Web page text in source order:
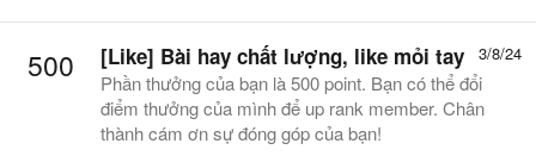
500 3/8/24
[Like] Bài hay chất lượng, like mỏi tay
Phần thưởng của bạn là 500 point. Bạn có thể đổi
điểm thưởng của mình để up rank member. Chân
thành cám ơn sự đóng góp của bạn!